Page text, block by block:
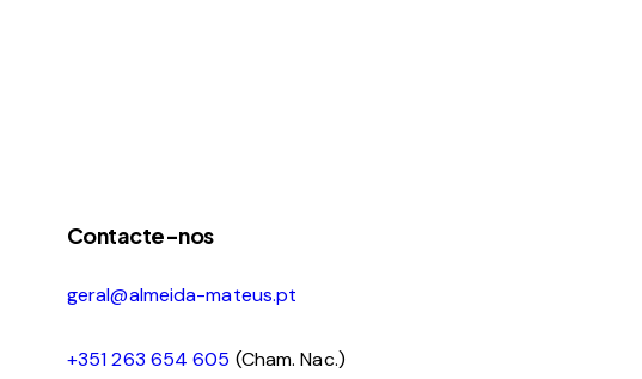
Contacte-nos
geral@almeida-mateus.pt
+351 263 654 605 (Cham. Nac.)